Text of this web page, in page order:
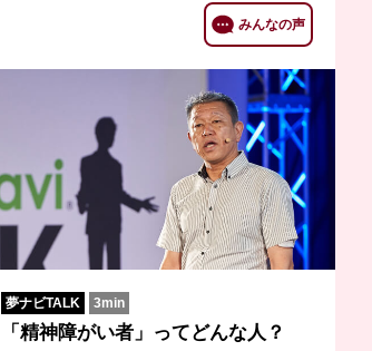
みんなの声
夢ナビTALK 3min
「精神障がい者」ってどんな人？